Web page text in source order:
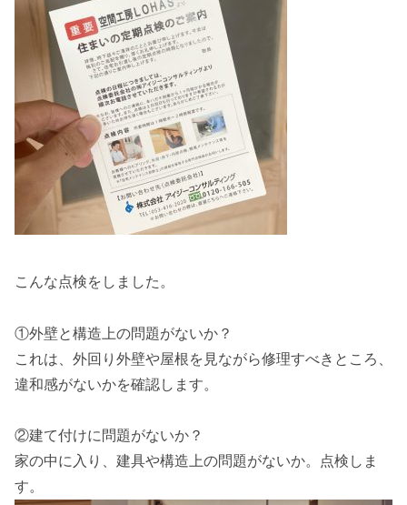
こんな点検をしました。
①外壁と構造上の問題がないか？
これは、外回り外壁や屋根を見ながら修理すべきところ、
違和感がないかを確認します。
②建て付けに問題がないか？
家の中に入り、建具や構造上の問題がないか。点検しま
す。